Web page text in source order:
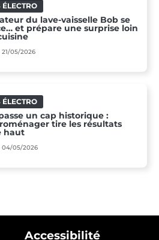
ÉLECTRO
du lave-vaisselle Bob se
et prépare une surprise loin
21/05/2026
ÉLECTRO
un cap historique :
tire les résultats
haut
04/05/2026
Accessibilité